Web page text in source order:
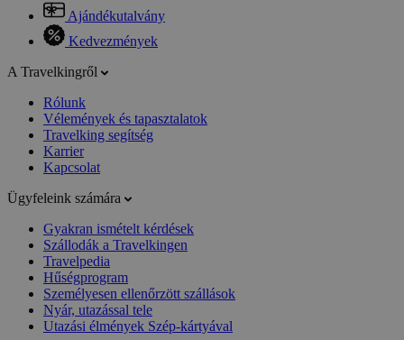
Ajándékutalvány
Kedvezmények
A Travelkingről
Rólunk
Vélemények és tapasztalatok
Travelking segítség
Karrier
Kapcsolat
Ügyfeleink számára
Gyakran ismételt kérdések
Szállodák a Travelkingen
Travelpedia
Hűségprogram
Személyesen ellenőrzött szállások
Nyár, utazással tele
Utazási élmények Szép-kártyával